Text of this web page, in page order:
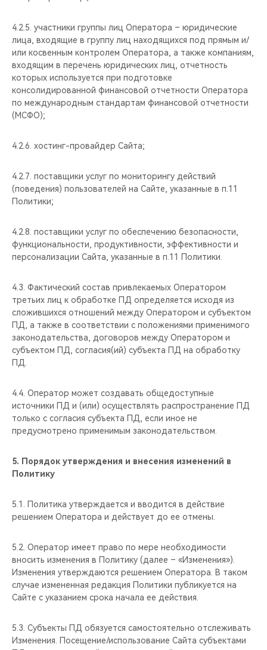
4.2.5. участники группы лиц Оператора – юридические
лица, входящие в группу лиц находящихся под прямым и/
или косвенным контролем Оператора, а также компаниям,
входящим в перечень юридических лиц, отчетность
которых используется при подготовке
консолидированной финансовой отчетности Оператора
по международным стандартам финансовой отчетности
(МСФО);
4.2.6. хостинг-провайдер Сайта;
4.2.7. поставщики услуг по мониторингу действий
(поведения) пользователей на Сайте, указанные в п.11
Политики;
4.2.8. поставщики услуг по обеспечению безопасности,
функциональности, продуктивности, эффективности и
персонализации Сайта, указанные в п.11 Политики.
4.3. Фактический состав привлекаемых Оператором
третьих лиц к обработке ПД определяется исходя из
сложившихся отношений между Оператором и субъектом
ПД, а также в соответствии с положениями применимого
законодательства, договоров между Оператором и
субъектом ПД, согласия(ий) субъекта ПД на обработку
ПД.
4.4. Оператор может создавать общедоступные
источники ПД и (или) осуществлять распространение ПД
только с согласия субъекта ПД, если иное не
предусмотрено применимым законодательством.
5. Порядок утверждения и внесения изменений в
Политику
5.1. Политика утверждается и вводится в действие
решением Оператора и действует до ее отмены.
5.2. Оператор имеет право по мере необходимости
вносить изменения в Политику (далее – «Изменения»).
Изменения утверждаются решением Оператора. В таком
случае измененная редакция Политики публикуется на
Сайте с указанием срока начала ее действия.
5.3. Субъекты ПД обязуется самостоятельно отслеживать
Изменения. Посещение/использование Сайта субъектами